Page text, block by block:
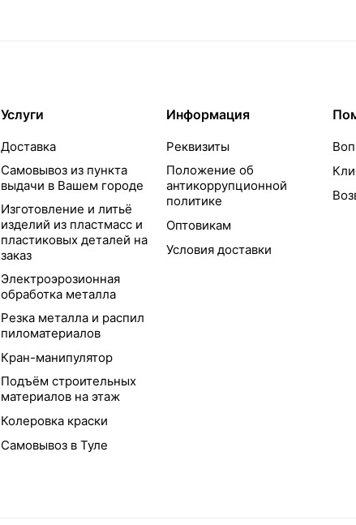
Услуги
Доставка
Самовывоз из пункта
выдачи в Вашем городе
Изготовление и литьё
изделий из пластмасс и
пластиковых деталей на
заказ
Электроэрозионная
обработка металла
Резка металла и распил
пиломатериалов
Кран-манипулятор
Подъём строительных
материалов на этаж
Колеровка краски
Самовывоз в Туле
Информация
Реквизиты
Положение об
антикоррупционной
политике
Оптовикам
Условия доставки